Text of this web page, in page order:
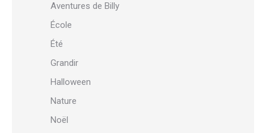
Aventures de Billy
École
Été
Grandir
Halloween
Nature
Noël